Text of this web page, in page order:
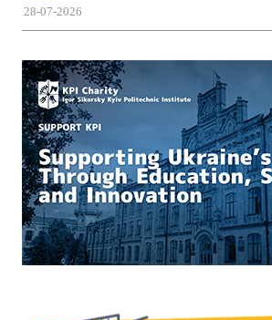
28-07-2026